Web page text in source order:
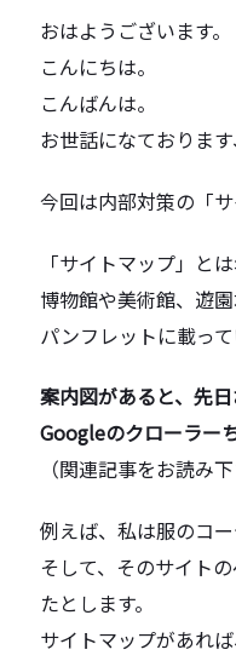
おはようございます。
こんにちは。
こんばんは。
お世話になております
今回は内部対策の「
「サイトマップ」と
博物館や美術館、遊
パンフレットに載って
案内図があると、先
Googleのクローラー
（関連記事をお読み
例えば、 私は服のコ
そして、そのサイト
たとします。
サイトマップがあれ